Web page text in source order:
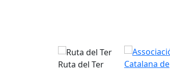
Ruta del Ter